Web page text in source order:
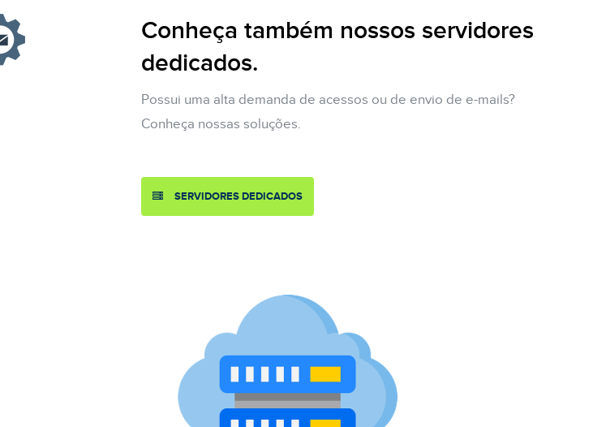
Conheça também nossos servidores
dedicados.
Possui uma alta demanda de acessos ou de envio de e-mails?
Conheça nossas soluções.
SERVIDORES DEDICADOS